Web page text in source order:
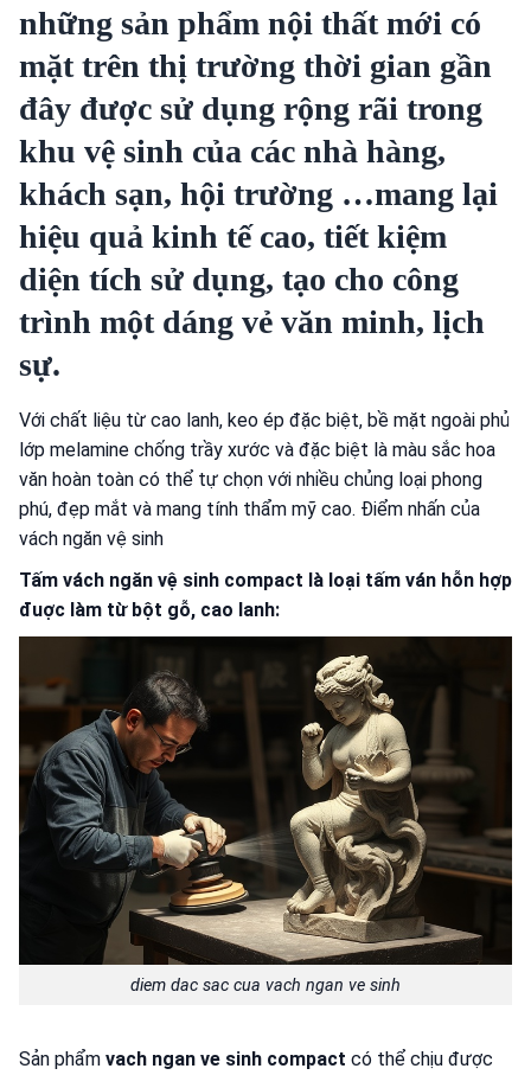
những sản phẩm nội thất mới có
mặt trên thị trường thời gian gần
đây được sử dụng rộng rãi trong
khu vệ sinh của các nhà hàng,
khách sạn, hội trường …mang lại
hiệu quả kinh tế cao, tiết kiệm
diện tích sử dụng, tạo cho công
trình một dáng vẻ văn minh, lịch
sự.
Với chất liệu từ cao lanh, keo ép đặc biệt, bề mặt ngoài phủ
lớp melamine chống trầy xước và đặc biệt là màu sắc hoa
văn hoàn toàn có thể tự chọn với nhiều chủng loại phong
phú, đẹp mắt và mang tính thẩm mỹ cao. Điểm nhấn của
vách ngăn vệ sinh
Tấm vách ngăn vệ sinh compact là loại tấm ván hỗn hợp
đuợc làm từ bột gỗ, cao lanh:
diem dac sac cua vach ngan ve sinh
Sản phẩm vach ngan ve sinh compact có thể chịu được